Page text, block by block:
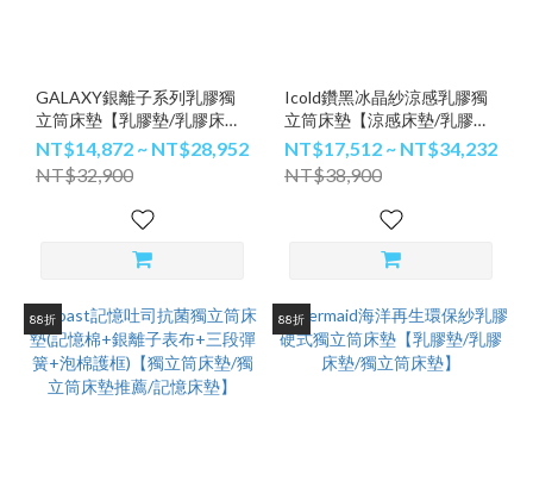
GALAXY銀離子系列乳膠獨
立筒床墊【乳膠墊/乳膠床墊/
獨立筒床墊】
NT$14,872 ~ NT$28,952
NT$32,900
Icold鑽黑冰晶紗涼感乳膠獨
立筒床墊【涼感床墊/乳膠床
墊/獨立筒床墊】
NT$17,512 ~ NT$34,232
NT$38,900
88折 88折